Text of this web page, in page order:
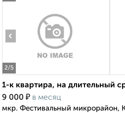
2/5
‹
1-к квартира, на длительный
9 000 ₽ в месяц
мкр. Фестивальный микрорайон,